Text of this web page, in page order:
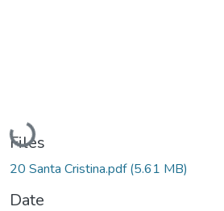
Loading...
Files
20 Santa Cristina.pdf(5.61 MB)
Date